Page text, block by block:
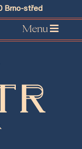
Brno-střed
Menu